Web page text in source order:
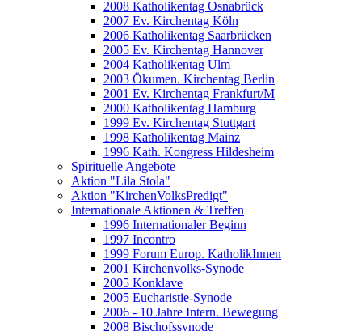
2008 Katholikentag Osnabrück
2007 Ev. Kirchentag Köln
2006 Katholikentag Saarbrücken
2005 Ev. Kirchentag Hannover
2004 Katholikentag Ulm
2003 Ökumen. Kirchentag Berlin
2001 Ev. Kirchentag Frankfurt/M
2000 Katholikentag Hamburg
1999 Ev. Kirchentag Stuttgart
1998 Katholikentag Mainz
1996 Kath. Kongress Hildesheim
Spirituelle Angebote
Aktion "Lila Stola"
Aktion "KirchenVolksPredigt"
Internationale Aktionen & Treffen
1996 Internationaler Beginn
1997 Incontro
1999 Forum Europ. KatholikInnen
2001 Kirchenvolks-Synode
2005 Konklave
2005 Eucharistie-Synode
2006 - 10 Jahre Intern. Bewegung
2008 Bischofssynode